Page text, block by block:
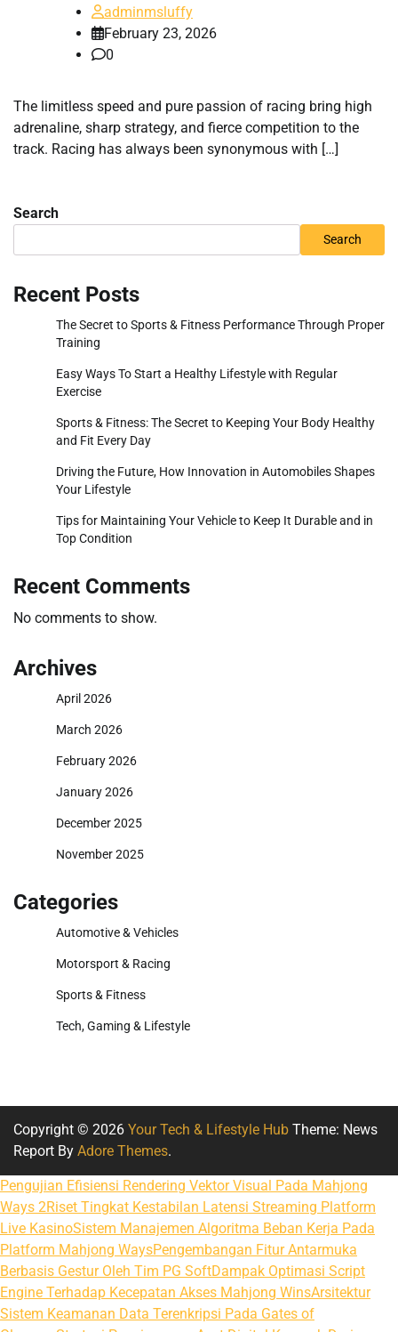
adminmsluffy
February 23, 2026
0
The limitless speed and pure passion of racing bring high
adrenaline, sharp strategy, and fierce competition to the
track. Racing has always been synonymous with […]
Search
Search
Recent Posts
The Secret to Sports & Fitness Performance Through Proper
Training
Easy Ways To Start a Healthy Lifestyle with Regular
Exercise
Sports & Fitness: The Secret to Keeping Your Body Healthy
and Fit Every Day
Driving the Future, How Innovation in Automobiles Shapes
Your Lifestyle
Tips for Maintaining Your Vehicle to Keep It Durable and in
Top Condition
Recent Comments
No comments to show.
Archives
April 2026
March 2026
February 2026
January 2026
December 2025
November 2025
Categories
Automotive & Vehicles
Motorsport & Racing
Sports & Fitness
Tech, Gaming & Lifestyle
Copyright © 2026 Your Tech & Lifestyle Hub Theme: News
Report By Adore Themes.
Pengujian Efisiensi Rendering Vektor Visual Pada Mahjong
Ways 2Riset Tingkat Kestabilan Latensi Streaming Platform
Live KasinoSistem Manajemen Algoritma Beban Kerja Pada
Platform Mahjong WaysPengembangan Fitur Antarmuka
Berbasis Gestur Oleh Tim PG SoftDampak Optimasi Script
Engine Terhadap Kecepatan Akses Mahjong WinsArsitektur
Sistem Keamanan Data Terenkripsi Pada Gates of